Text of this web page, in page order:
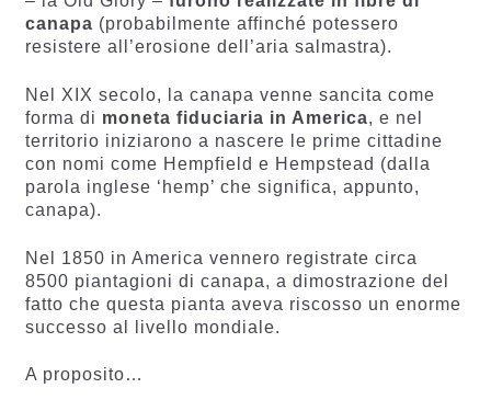
canapa (probabilmente affinché potessero
resistere all’erosione dell’aria salmastra).
Nel XIX secolo, la canapa venne sancita come
forma di moneta fiduciaria in America, e nel
territorio iniziarono a nascere le prime cittadine
con nomi come Hempfield e Hempstead (dalla
parola inglese ‘hemp’ che significa, appunto,
canapa).
Nel 1850 in America vennero registrate circa
8500 piantagioni di canapa, a dimostrazione del
fatto che questa pianta aveva riscosso un enorme
successo al livello mondiale.
A proposito…